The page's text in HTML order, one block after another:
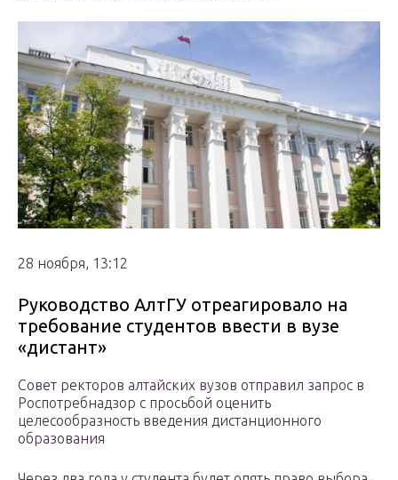
28 ноября, 13:12
Руководство АлтГУ отреагировало на
требование студентов ввести в вузе
«дистант»
Совет ректоров алтайских вузов отправил запрос в
Роспотребнадзор с просьбой оценить
целесообразность введения дистанционного
образования